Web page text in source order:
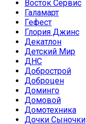
Восток Сервис
Галамарт
Гефест
Глория Джинс
Декатлон
Детский Мир
ДНС
Добрострой
Доброцен
Доминго
Домовой
Домотехника
Дочки Сыночки